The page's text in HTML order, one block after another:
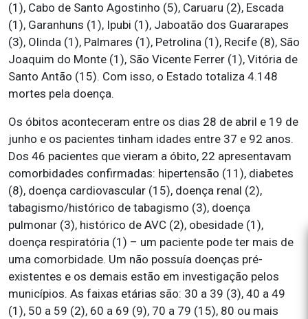
(1), Cabo de Santo Agostinho (5), Caruaru (2), Escada
(1), Garanhuns (1), Ipubi (1), Jaboatão dos Guararapes
(3), Olinda (1), Palmares (1), Petrolina (1), Recife (8), São
Joaquim do Monte (1), São Vicente Ferrer (1), Vitória de
Santo Antão (15). Com isso, o Estado totaliza 4.148
mortes pela doença.
Os óbitos aconteceram entre os dias 28 de abril e 19 de
junho e os pacientes tinham idades entre 37 e 92 anos.
Dos 46 pacientes que vieram a óbito, 22 apresentavam
comorbidades confirmadas: hipertensão (11), diabetes
(8), doença cardiovascular (15), doença renal (2),
tabagismo/histórico de tabagismo (3), doença
pulmonar (3), histórico de AVC (2), obesidade (1),
doença respiratória (1) – um paciente pode ter mais de
uma comorbidade. Um não possuía doenças pré-
existentes e os demais estão em investigação pelos
municípios. As faixas etárias são: 30 a 39 (3), 40 a 49
(1), 50 a 59 (2), 60 a 69 (9), 70 a 79 (15), 80 ou mais